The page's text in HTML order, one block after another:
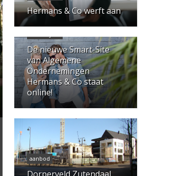
Hermans & Co werft aan
De nieuwe Smart-Site
van Algemene
Ondernemingen
Hermans & Co staat
online!
aanbod